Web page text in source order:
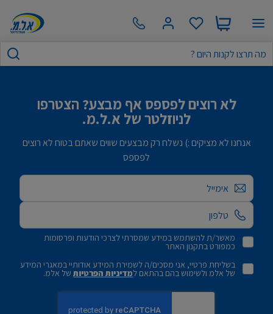
לא רוצים לפספס אף מבצע? הצטרפו
לניוזלטר של א.ל.מ.
אנחנו לא מציקים :) נשלח רק מבצעים שווים שאתם בטוח לא רוצים
לפספס
אימייל
מאשר/ת להשתמש במידע שמסרתי לצרכי הודעות ופרסומות
כמפורט בתקנון האתר
בשליחת פרטיי, אני מסכים/ה לשמירת המידע אודותיי במאגרי המידע
של אלמ ולשימוש בהם בהתאם למדיניות הפרטיותשל אלמ.